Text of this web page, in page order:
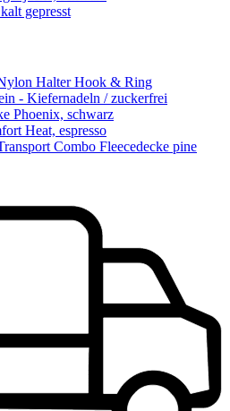
gepresst
Halter Hook & Ring
- Kiefernadeln / zuckerfrei
Phoenix, schwarz
Heat, espresso
Combo Fleecedecke pine